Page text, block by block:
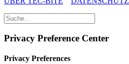
Privacy Preference Center
Privacy Preferences